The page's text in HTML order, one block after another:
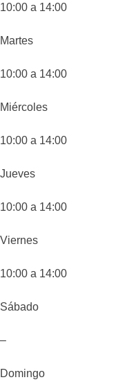
10:00 a 14:00
Martes
10:00 a 14:00
Miércoles
10:00 a 14:00
Jueves
10:00 a 14:00
Viernes
10:00 a 14:00
Sábado
–
Domingo